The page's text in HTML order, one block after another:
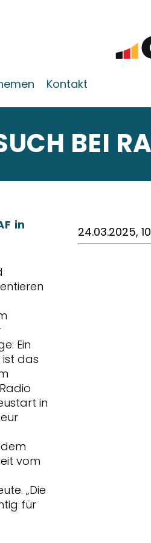
Kontakt
BEI
in
Ein
das
in
vom
„Die
für
24.03.2025,